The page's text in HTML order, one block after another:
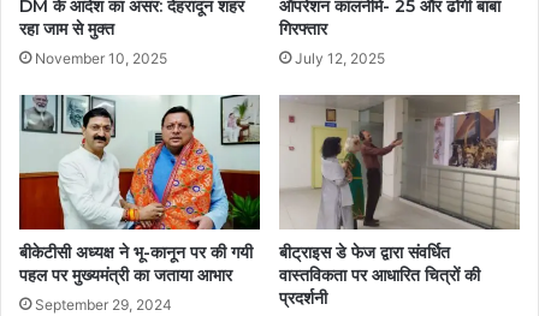
DM के आदेश का असर: देहरादून शहर
रहा जाम से मुक्त
November 10, 2025
ऑपरेशन कालनेमि- 25 और ढोंगी बाबा
गिरफ्तार
July 12, 2025
बीकेटीसी अध्यक्ष ने भू-कानून पर की गयी
पहल पर मुख्यमंत्री का जताया आभार
September 29, 2024
बीट्राइस डे फेज द्वारा संवर्धित
वास्तविकता पर आधारित चित्रों की
प्रदर्शनी